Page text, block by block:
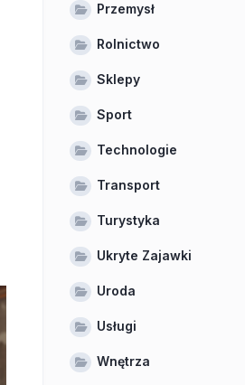
Przemysł
Rolnictwo
Sklepy
Sport
Technologie
Transport
Turystyka
Ukryte Zajawki
Uroda
Usługi
Wnętrza